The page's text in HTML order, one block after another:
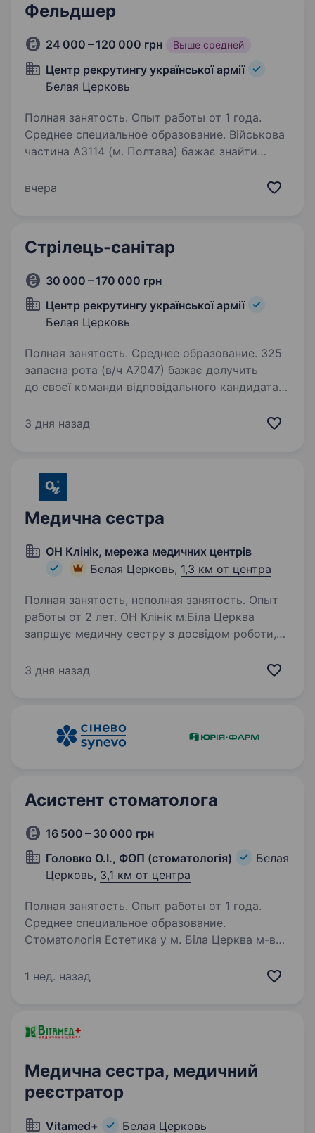
Фельдшер
24 000 – 120 000 грн Выше средней
Центр рекрутингу української армії
Белая Церковь
Полная занятость. Опыт работы от 1 года.
Среднее специальное образование. Військова
частина А3114 (м. Полтава) бажає знайти
ФЕЛЬДШЕР. Фельдшер у Збройних Силах
вчера
Стрілець-санітар
30 000 – 170 000 грн
Центр рекрутингу української армії
Белая Церковь
Полная занятость. Среднее образование. 325
запасна рота (в/ч А7047) бажає долучить
до своєї команди відповідального кандидата
бригада територіальної оборони (119 ОБрТрО)
3 дня назад
Медична сестра
ОН Клінік, мережа медичних центрів
Белая Церковь, 1,3 км от центра
Полная занятость, неполная занятость. Опыт
работы от 2 лет. ОН Клінік м.Біла Церква
запршує медичну сестру з досвідом роботи,
Ми — міжнародна команда професіоналів,
3 дня назад
Асистент стоматолога
16 500 – 30 000 грн
Головко О.І., ФОП (стоматологія)
Белая
Церковь, 3,1 км от центра
Полная занятость. Опыт работы от 1 года.
Среднее специальное образование.
Стоматологія Естетика у м. Біла Церква м-в
лікаря-стоматолога універсала Вимоги:
працювати…
1 нед. назад
Медична сестра, медичний
реєстратор
Vitamed+ Белая Церковь